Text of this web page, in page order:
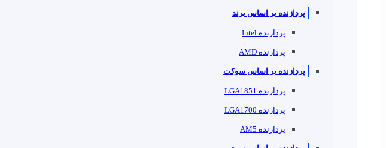
پردازنده بر اساس برند
پردازنده Intel
پردازنده AMD
پردازنده بر اساس سوکت
پردازنده LGA1851
پردازنده LGA1700
پردازنده AM5